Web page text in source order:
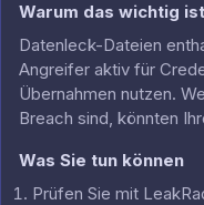
Warum das wichtig ist
Datenleck-Dateien
Angreifer aktiv für
Übernahmen nutzen.
Breach sind, könnten
Was Sie tun können
Prüfen Sie mit